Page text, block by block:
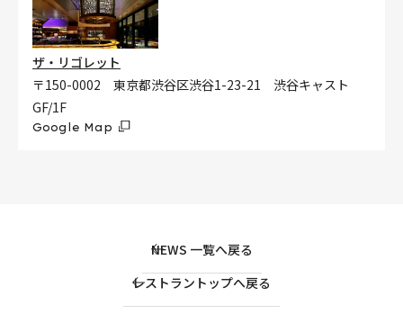
ザ・リゴレット
〒150-0002 東京都渋谷区渋谷1-23-21 渋谷キャスト
GF/1F
Google Map
NEWS 一覧へ戻る
レストラントップへ戻る